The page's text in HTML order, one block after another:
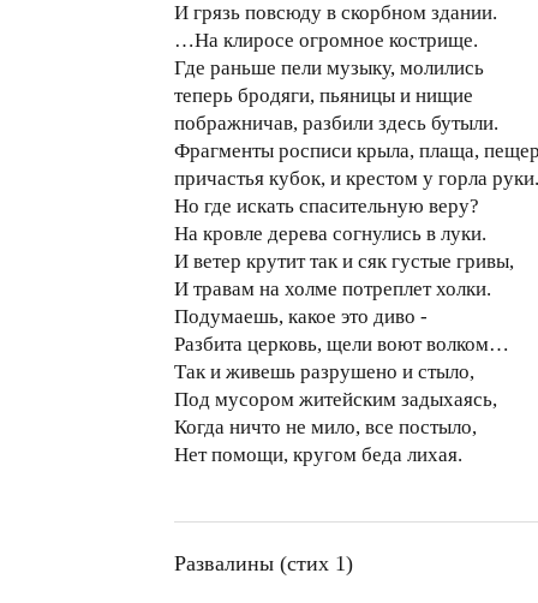
И грязь повсюду в скорбном здании.
…На клиросе огромное кострище.
Где раньше пели музыку, молились
теперь бродяги, пьяницы и нищие
пображничав, разбили здесь бутыли.
Фрагменты росписи крыла, плаща,
причастья кубок, и крестом у горла руки.
Но где искать спасительную веру?
На кровле дерева согнулись в луки.
И ветер крутит так и сяк густые гривы,
И травам на холме потреплет холки.
Подумаешь, какое это диво -
Разбита церковь, щели воют волком…
Так и живешь разрушено и стыло,
Под мусором житейским задыхаясь,
Когда ничто не мило, все постыло,
Нет помощи, кругом беда лихая.
Развалины (стих 1)